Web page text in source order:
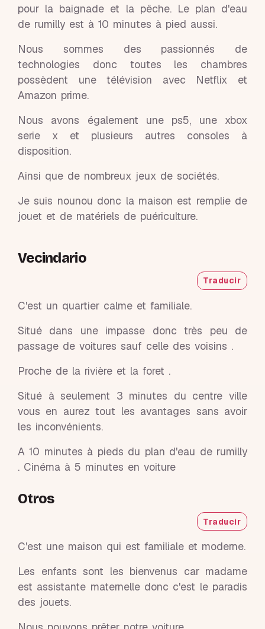
pour la baignade et la pêche. Le plan d'eau
de rumilly est à 10 minutes à pied aussi.
Nous sommes des passionnés de
technologies donc toutes les chambres
possèdent une télévision avec Netflix et
Amazon prime.
Nous avons également une ps5, une xbox
serie x et plusieurs autres consoles à
disposition.
Ainsi que de nombreux jeux de sociétés.
Je suis nounou donc la maison est remplie de
jouet et de matériels de puériculture.
Vecindario
Traducir
C'est un quartier calme et familiale.
Situé dans une impasse donc très peu de
passage de voitures sauf celle des voisins .
Proche de la rivière et la foret .
Situé à seulement 3 minutes du centre ville
vous en aurez tout les avantages sans avoir
les inconvénients.
A 10 minutes à pieds du plan d'eau de rumilly
. Cinéma à 5 minutes en voiture
Otros
Traducir
C'est une maison qui est familiale et moderne.
Les enfants sont les bienvenus car madame
est assistante maternelle donc c'est le paradis
des jouets.